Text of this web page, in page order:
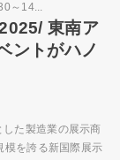
～14...
東南ア
ントがハノ
た製造業の展示商
模を誇る新国際展示